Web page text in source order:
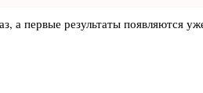
а первые результаты появляются